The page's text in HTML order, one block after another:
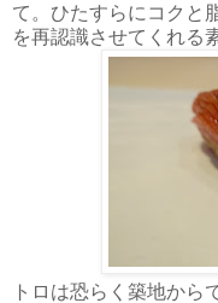
て。ひたすらにコクと
を再認識させてくれる
トロは恐らく築地から